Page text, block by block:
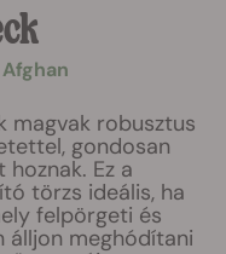
magvak robusztus
gondosan
Ez a
törzs ideális, ha
felpörgeti és
álljon meghódítani